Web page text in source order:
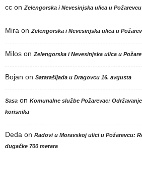
cc on Zelengorska i Nevesinjska ulica u
Mira on Zelengorska i Nevesinjska ulica u
Milos on Zelengorska i Nevesinjska ulica u
Bojan on Satarašijada u Dragovcu 16. avgusta
Sasa on Komunalne službe Požarevac:
korisnika
Deda on Radovi u Moravskoj ulici u Požarevcu:
dugačke 700 metara